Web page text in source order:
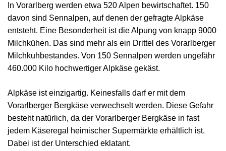
In Vorarlberg werden etwa 520 Alpen bewirtschaftet. 150
davon sind Sennalpen, auf denen der gefragte Alpkäse
entsteht. Eine Besonderheit ist die Alpung von knapp 9000
Milchkühen. Das sind mehr als ein Drittel des Vorarlberger
Milchkuhbestandes. Von 150 Sennalpen werden ungefähr
460.000 Kilo hochwertiger Alpkäse gekäst.
Alpkäse ist einzigartig. Keinesfalls darf er mit dem
Vorarlberger Bergkäse verwechselt werden. Diese Gefahr
besteht natürlich, da der Vorarlberger Bergkäse in fast
jedem Käseregal heimischer Supermärkte erhältlich ist.
Dabei ist der Unterschied eklatant.